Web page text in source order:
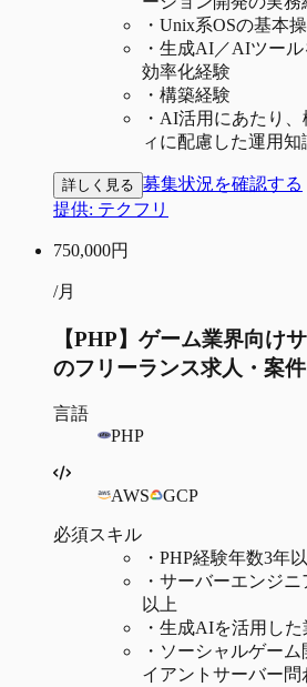
・ Unix系OSの基本
・ 生成AI／AIツー
効率化経験
・ 構築経験
・ AI活用にあたり
ィに配慮した運用知
詳しく見る 募集状況を確認する
提供: テクフリ
750,000円
/月
【PHP】ゲーム業界向け
のフリーランス求人・案件
言語
PHP
AWS GCP
必須スキル
・ PHP経験年数3年
・ サーバーエンジ
以上
・ 生成AIを活用した
・ ソーシャルゲー
イアントサーバー問